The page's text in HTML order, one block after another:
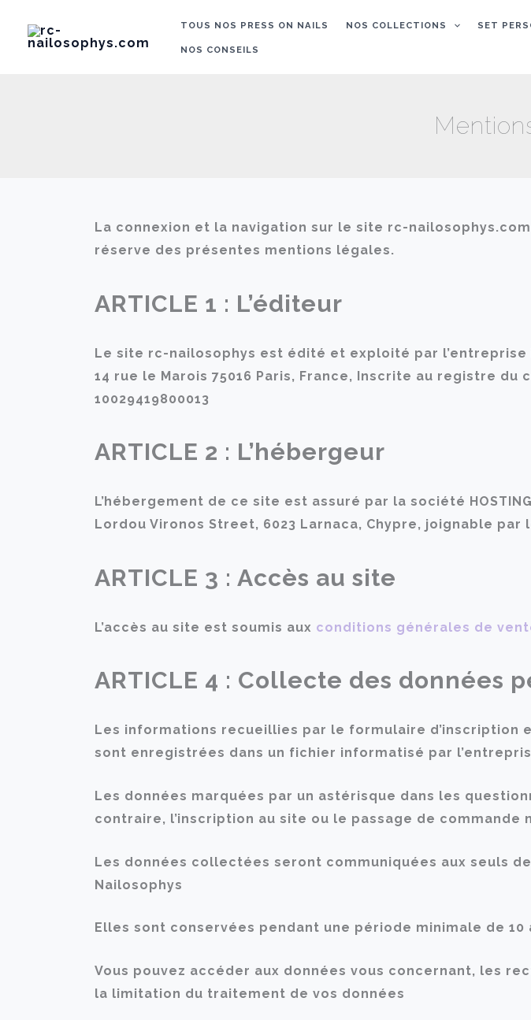
TOUS NOS PRESS ON NAILS NOS COLLECTIONS SET
NOS CONSEILS
La connexion et la navigation sur le site rc-
réserve des présentes mentions légales.
ARTICLE 1 : L’éditeur
Le site rc-nailosophys est édité et exploité par
14 rue le Marois 75016 Paris, France, Inscrite au registre
10029419800013
ARTICLE 2 : L’hébergeur
L’hébergement de ce site est assuré par la société
Lordou Vironos Street, 6023 Larnaca, Chypre, joignable
ARTICLE 3 : Accès au site
L’accès au site est soumis aux conditions générales de
ARTICLE 4 : Collecte des données
Les informations recueillies par le formulaire
sont enregistrées dans un fichier informatisé par
Les données marquées par un astérisque dans les
contraire, l’inscription au site ou le passage de commande
Les données collectées seront communiquées aux seuls
Nailosophys
Elles sont conservées pendant une période minimale de
Vous pouvez accéder aux données vous concernant, les
la limitation du traitement de vos données